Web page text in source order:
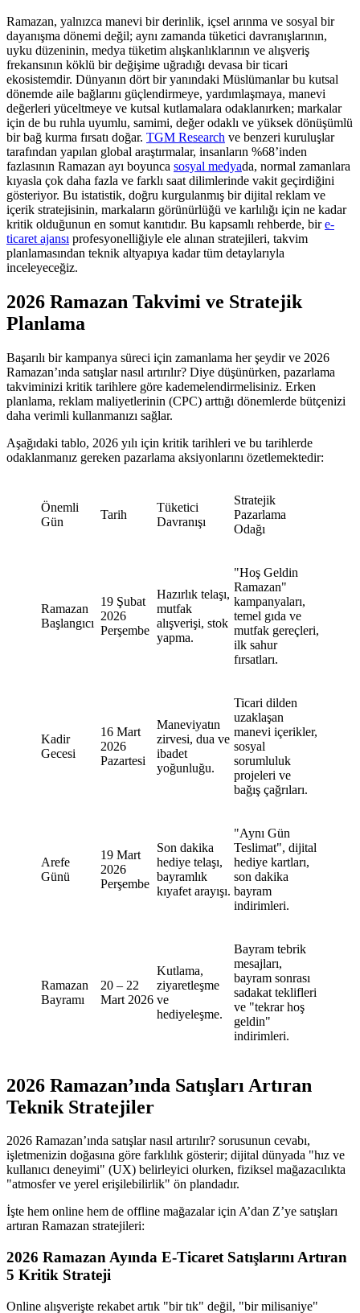
Ramazan, yalnızca manevi bir derinlik, içsel arınma ve sosyal bir
dayanışma dönemi değil; aynı zamanda tüketici davranışlarının,
uyku düzeninin, medya tüketim alışkanlıklarının ve alışveriş
frekansının köklü bir değişime uğradığı devasa bir ticari
ekosistemdir. Dünyanın dört bir yanındaki Müslümanlar bu kutsal
dönemde aile bağlarını güçlendirmeye, yardımlaşmaya, manevi
değerleri yüceltmeye ve kutsal kutlamalara odaklanırken; markalar
için de bu ruhla uyumlu, samimi, değer odaklı ve yüksek dönüşümlü
bir bağ kurma fırsatı doğar. TGM Research ve benzeri kuruluşlar
tarafından yapılan global araştırmalar, insanların %68’inden
fazlasının Ramazan ayı boyunca sosyal medyada, normal zamanlara
kıyasla çok daha fazla ve farklı saat dilimlerinde vakit geçirdiğini
gösteriyor. Bu istatistik, doğru kurgulanmış bir dijital reklam ve
içerik stratejisinin, markaların görünürlüğü ve karlılığı için ne kadar
kritik olduğunun en somut kanıtıdır. Bu kapsamlı rehberde, bire-
ticaret ajansı profesyonelliğiyle ele alınan stratejileri, takvim
planlamasından teknik altyapıya kadar tüm detaylarıyla
inceleyeceğiz.
2026 Ramazan Takvimi ve Stratejik
Planlama
Başarılı bir kampanya süreci için zamanlama her şeydir ve 2026
Ramazan’ında satışlar nasıl artırılır? Diye düşünürken, pazarlama
takviminizi kritik tarihlere göre kademelendirmelisiniz. Erken
planlama, reklam maliyetlerinin (CPC) arttığı dönemlerde bütçenizi
daha verimli kullanmanızı sağlar.
Aşağıdaki tablo, 2026 yılı için kritik tarihleri ve bu tarihlerde
odaklanmanız gereken pazarlama aksiyonlarını özetlemektedir:
Önemli
Gün
Tarih
Tüketici
Davranışı
Stratejik
Pazarlama
Odağı
Ramazan
Başlangıcı
19 Şubat
2026
Perşembe
Hazırlık telaşı,
mutfak
alışverişi, stok
yapma.
"Hoş Geldin
Ramazan"
kampanyaları,
temel gıda ve
mutfak gereçleri,
ilk sahur
fırsatları.
Kadir
Gecesi
16 Mart
2026
Pazartesi
Maneviyatın
zirvesi, dua ve
ibadet
yoğunluğu.
Ticari dilden
uzaklaşan
manevi içerikler,
sosyal
sorumluluk
projeleri ve
bağış çağrıları.
Arefe
Günü
19 Mart
2026
Perşembe
Son dakika
hediye telaşı,
bayramlık
kıyafet arayışı.
"Aynı Gün
Teslimat", dijital
hediye kartları,
son dakika
bayram
indirimleri.
Ramazan
Bayramı
20 – 22
Mart 2026
Kutlama,
ziyaretleşme
ve
hediyeleşme.
Bayram tebrik
mesajları,
bayram sonrası
sadakat teklifleri
ve "tekrar hoş
geldin"
indirimleri.
2026 Ramazan’ında Satışları Artıran
Teknik Stratejiler
2026 Ramazan’ında satışlar nasıl artırılır? sorusunun cevabı,
işletmenizin doğasına göre farklılık gösterir; dijital dünyada "hız ve
kullanıcı deneyimi" (UX) belirleyici olurken, fiziksel mağazacılıkta
"atmosfer ve yerel erişilebilirlik" ön plandadır.
İşte hem online hem de offline mağazalar için A’dan Z’ye satışları
artıran Ramazan stratejileri:
2026 Ramazan Ayında E-Ticaret Satışlarını Artıran
5 Kritik Strateji
Online alışverişte rekabet artık "bir tık" değil, "bir milisaniye"